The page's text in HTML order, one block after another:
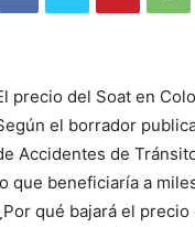
precio del Soat en
el borrador
Accidentes de
que beneficiaría a
qué bajará el precio